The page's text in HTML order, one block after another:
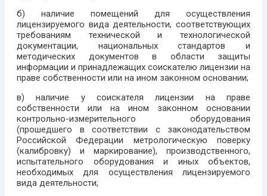
б) наличие помещений для осуществления
лицензируемого вида деятельности, соответствующих
требованиям технической и технологической
документации, национальных стандартов и
методических документов в области защиты
информации и принадлежащих соискателю лицензии на
праве собственности или на ином законном основании;
в) наличие у соискателя лицензии на праве
собственности или на ином законном основании
контрольно-измерительного оборудования
(прошедшего в соответствии с законодательством
Российской Федерации метрологическую поверку
(калибровку) и маркирование), производственного,
испытательного оборудования и иных объектов,
необходимых для осуществления лицензируемого
вида деятельности;